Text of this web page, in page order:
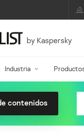
by Kaspersky
Industria
contenidos